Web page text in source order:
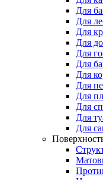
Для
Для
Для
Для
Для
Для
Для
Для
Для
Для
Для
Для